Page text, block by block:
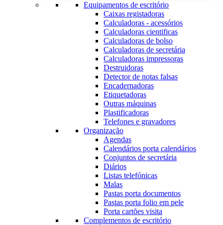
Equipamentos de escritório
Caixas registadoras
Calculadoras - acessórios
Calculadoras cientificas
Calculadoras de bolso
Calculadoras de secretária
Calculadoras impressoras
Destruidoras
Detector de notas falsas
Encadernadoras
Etiquetadoras
Outras máquinas
Plastificadoras
Telefones e gravadores
Organização
Agendas
Calendários porta calendários
Conjuntos de secretária
Diários
Listas telefónicas
Malas
Pastas porta documentos
Pastas porta folio em pele
Porta cartões visita
Complementos de escritório